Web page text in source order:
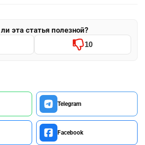
эта статья полезной?
10
Telegram
Facebook